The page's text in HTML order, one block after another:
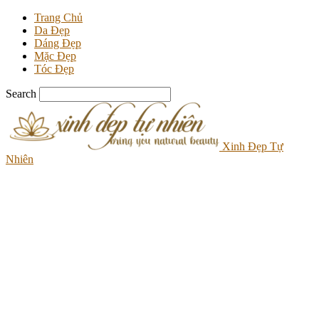
Trang Chủ
Da Đẹp
Dáng Đẹp
Mặc Đẹp
Tóc Đẹp
Search
Xinh Đẹp Tự
Nhiên